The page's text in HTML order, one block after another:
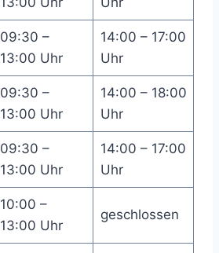
09:30 –
13:00 Uhr
14:00 – 17:00
Uhr
09:30 –
13:00 Uhr
14:00 – 18:00
Uhr
09:30 –
13:00 Uhr
14:00 – 17:00
Uhr
10:00 –
13:00 Uhr
geschlossen